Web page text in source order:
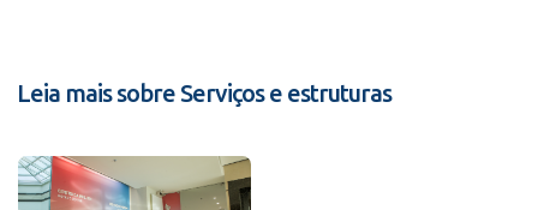
Leia mais sobre Serviços e estruturas